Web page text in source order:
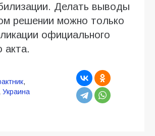
Делать выводы
решении можно только
официального
акта.
,
Украина